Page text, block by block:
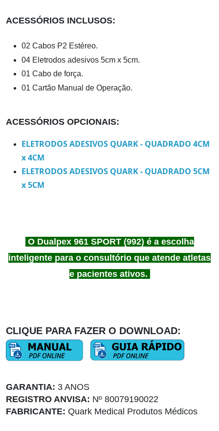
ACESSÓRIOS INCLUSOS:
02 Cabos P2 Estéreo.
04 Eletrodos adesivos 5cm x 5cm.
01 Cabo de força.
01 Cartão Manual de Operação.
ACESSÓRIOS OPCIONAIS:
ELETRODOS ADESIVOS QUARK - QUADRADO 4CM
x 4CM
ELETRODOS ADESIVOS QUARK - QUADRADO 5CM
x 5CM
O Dualpex 961 SPORT (992) é a escolha
inteligente para o consultório que atende atletas
e pacientes ativos.
CLIQUE PARA FAZER O DOWNLOAD:
GARANTIA: 3 ANOS
REGISTRO ANVISA: Nº 80079190022
FABRICANTE: Quark Medical Produtos Médicos